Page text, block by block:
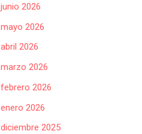
junio 2026
mayo 2026
abril 2026
marzo 2026
febrero 2026
enero 2026
diciembre 2025